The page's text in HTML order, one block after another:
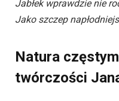
Jabłek wprawdzie nie
Jako szczep
Natura
twórczości